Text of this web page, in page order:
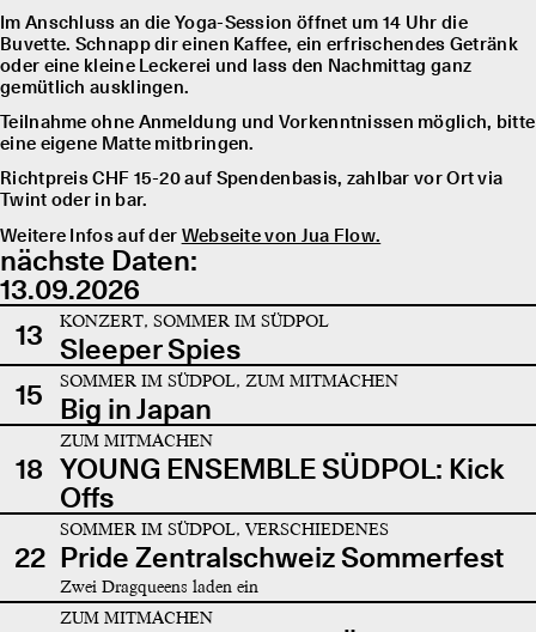
Im Anschluss an die Yoga-Session öffnet um 14 Uhr die
Buvette. Schnapp dir einen Kaffee, ein erfrischendes Getränk
oder eine kleine Leckerei und lass den Nachmittag ganz
gemütlich ausklingen.
Teilnahme ohne Anmeldung und Vorkenntnissen möglich, bitte
eine eigene Matte mitbringen.
Richtpreis CHF 15-20 auf Spendenbasis, zahlbar vor Ort via
Twint oder in bar.
Weitere Infos auf der Webseite von Jua Flow.
nächste Daten:
13.09.2026
13
KONZERT, SOMMER IM SÜDPOL
Sleeper Spies
15
SOMMER IM SÜDPOL, ZUM MITMACHEN
Big in Japan
18
ZUM MITMACHEN
YOUNG ENSEMBLE SÜDPOL: Kick
Offs
22
SOMMER IM SÜDPOL, VERSCHIEDENES
Pride Zentralschweiz Sommerfest
Zwei Dragqueens laden ein
ZUM MITMACHEN